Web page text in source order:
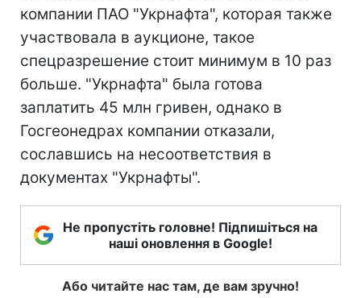
компании ПАО "Укрнафта", которая также
участвовала в аукционе, такое
спецразрешение стоит минимум в 10 раз
больше. "Укрнафта" была готова
заплатить 45 млн гривен, однако в
Госгеонедрах компании отказали,
сославшись на несоответствия в
документах "Укрнафты".
Не пропустіть головне! Підпишіться на
наші оновлення в Google!
Або читайте нас там, де вам зручно!